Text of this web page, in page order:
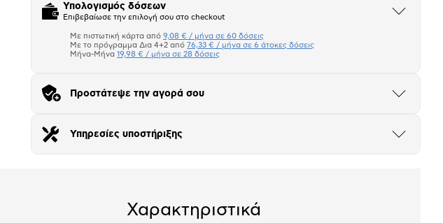
Υπολογισμός δόσεων
Επιβεβαίωσε την επιλογή σου στο checkout
Άνοιξε
Πιστωτική κάρτα
Μήνα Μήνα
Με πιστωτική κάρτα από 9,08 € / μήνα σε 60 δόσεις
Με το πρόγραμμα Δια 4+2 από 76,33 € / μήνα σε 6 άτοκες δόσεις
Μήνα-Μήνα 19,98 € / μήνα σε 28 δόσεις
Προστάτεψε την αγορά σου
Άνοιξε
Υπηρεσίες υποστήριξης
Άνοιξε
Χαρακτηριστικά